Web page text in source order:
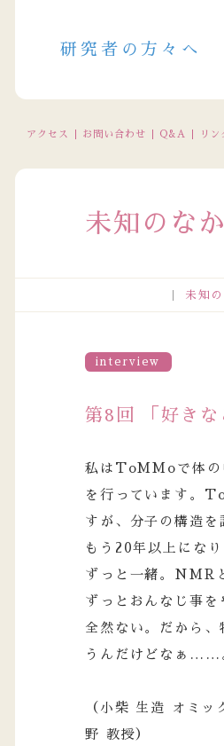
研究者の方々へ
アクセス お問い合わせ Q&A リン
未知のな
未知
interview
第8回 「好きな
私はToMMoで体の
を行っています。
すが、分子の構造を
もう20年以上にな
ずっと一緒。NMR
ずっとおんなじ事を
全然ない。だから、
うんだけどなぁ……
（小柴 生造 オミッ
野 教授）
話受付の休止について（2026/8/11～